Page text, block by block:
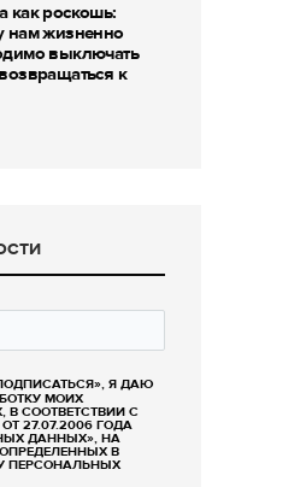
как роскошь:
нам жизненно
выключать
к
Я ДАЮ
МОИХ
СООТВЕТСТВИИ С
27.07.2006 ГОДА
ДАННЫХ», НА
В
ПЕРСОНАЛЬНЫХ